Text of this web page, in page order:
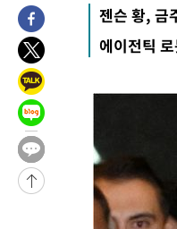
-29460초 전 >
[속보]이 대통령 "
실천"
-28545초 전 >
이란, "오만과 '
운드는 임시"
-20113초 전 >
"낮 기온 소폭 하
-20077초 전 >
선포
-20040초 전 >
갈 수도
-18011초 전 >
낮 최고 37도 찜
-16317초 전 >
SK하이닉스, 용
응"
-13173초 전 >
여자배구 이재영
외국인 심판 성
젠슨 황, 금
에이전틱